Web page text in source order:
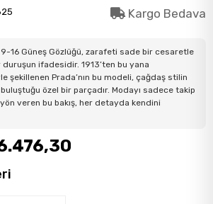
Kargo Bedava
16 Güneş Gözlüğü, zarafeti sade bir cesaretle
ifadesidir. 1913’ten bu yana
şekillenen Prada’nın bu modeli, çağdaş stilin
buluştuğu özel bir parçadır. Modayı sadece takip
veren bu bakış, her detayda kendini